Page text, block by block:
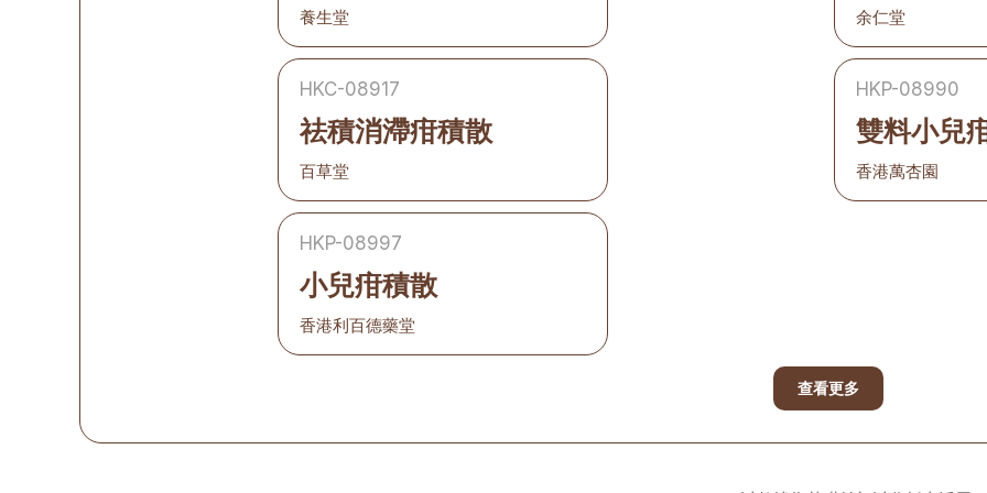
養生堂 余仁堂
HKC-08917
祛積消滯疳積散
百草堂
HKP-08990
雙料小兒
香港萬杏園
HKP-08997
小兒疳積散
香港利百德藥堂
查看更多